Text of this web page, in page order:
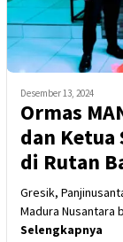
Desember 13, 2024
Ormas
dan Ketua
di Rutan
Gresik,
Madura Nusantara
Selengkapnya